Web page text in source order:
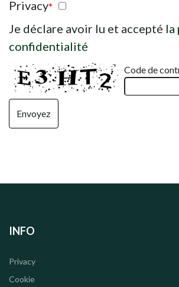
Privacy*
Je déclare avoir lu et accepté la
confidentialité
Code de
INFO
Privacy
Cookie